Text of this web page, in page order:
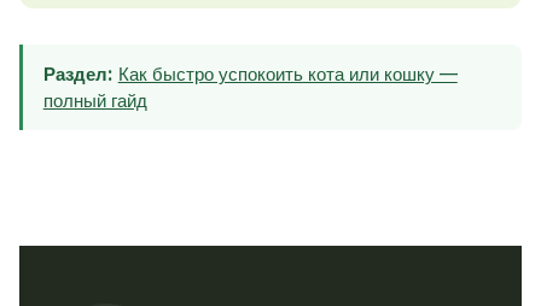
Раздел: Как быстро успокоить кота или кошку —
полный гайд